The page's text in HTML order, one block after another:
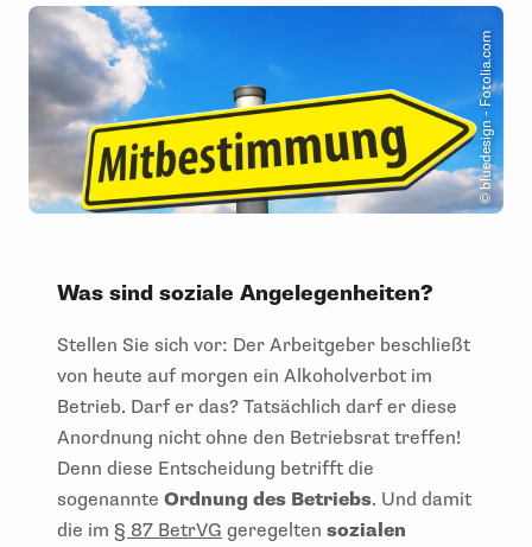
© bluedesign - Fotolia.com
Was sind soziale Angelegenheiten?
Stellen Sie sich vor: Der Arbeitgeber beschließt
von heute auf morgen ein Alkoholverbot im
Betrieb. Darf er das? Tatsächlich darf er diese
Anordnung nicht ohne den Betriebsrat treffen!
Denn diese Entscheidung betrifft die
sogenannte Ordnung des Betriebs. Und damit
die im § 87 BetrVG geregelten sozialen